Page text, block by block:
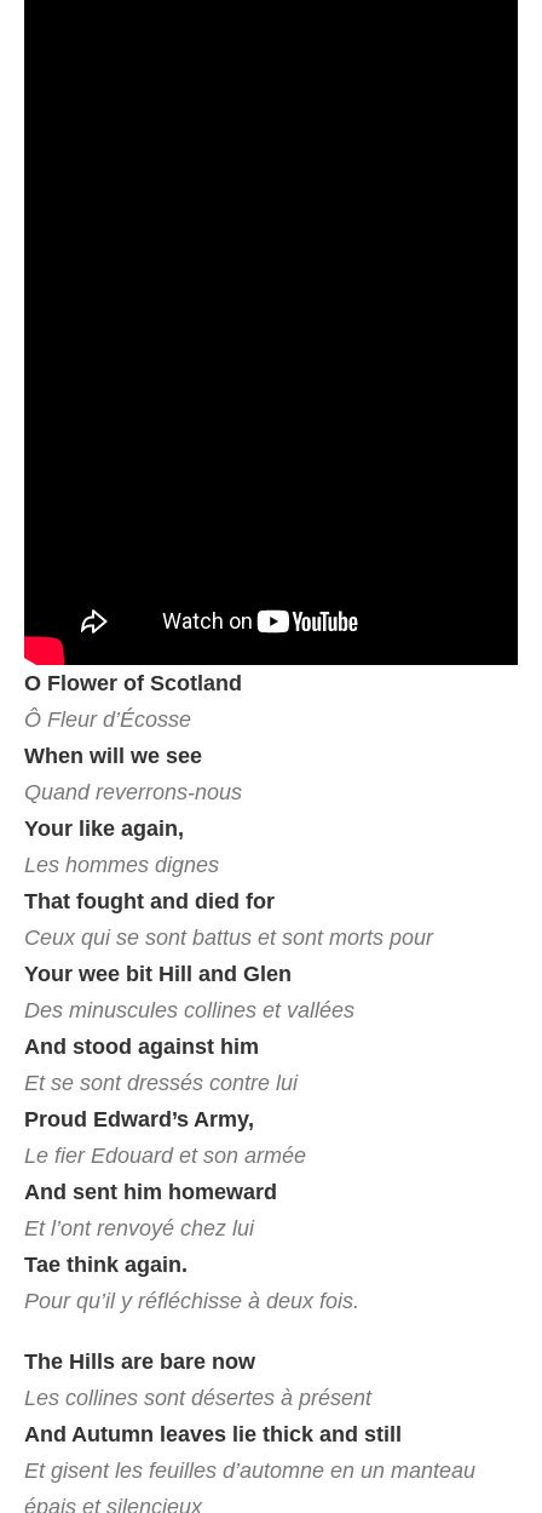
O Flower of Scotland
Ô Fleur d’Écosse
When will we see
Quand reverrons-nous
Your like again,
Les hommes dignes
That fought and died for
Ceux qui se sont battus et sont morts pour
Your wee bit Hill and Glen
Des minuscules collines et vallées
And stood against him
Et se sont dressés contre lui
Proud Edward’s Army,
Le fier Edouard et son armée
And sent him homeward
Et l’ont renvoyé chez lui
Tae think again.
Pour qu’il y réfléchisse à deux fois.
The Hills are bare now
Les collines sont désertes à présent
And Autumn leaves lie thick and still
Et gisent les feuilles d’automne en un manteau
épais et silencieux